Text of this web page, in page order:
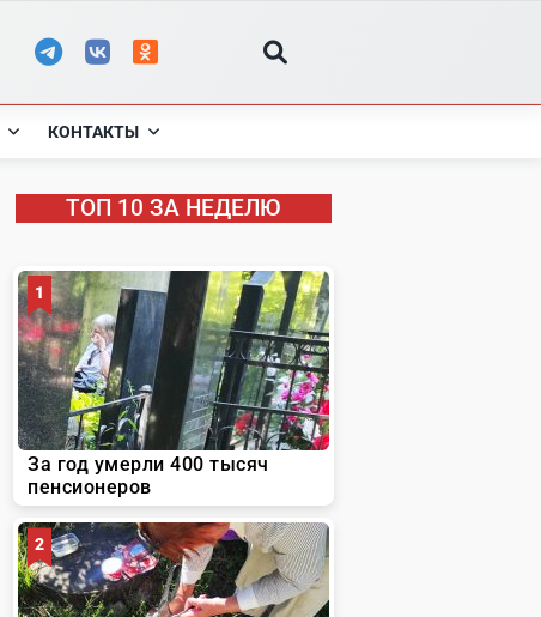
КОНТАКТЫ
ТОП 10 ЗА НЕДЕЛЮ